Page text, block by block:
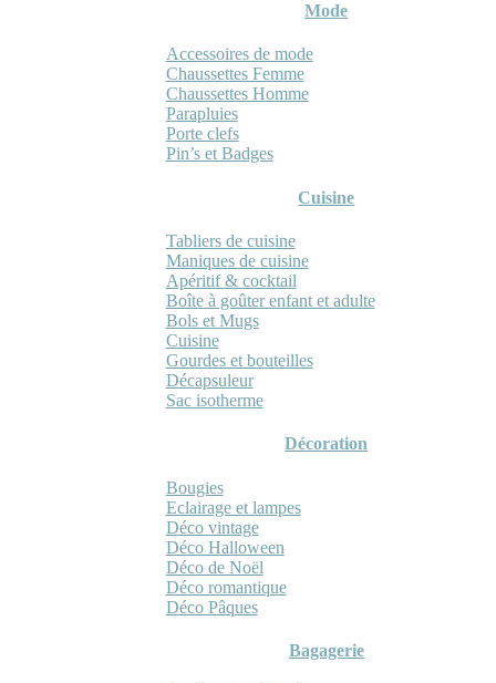
Mode
Accessoires de mode
Chaussettes Femme
Chaussettes Homme
Parapluies
Porte clefs
Pin’s et Badges
Cuisine
Tabliers de cuisine
Maniques de cuisine
Apéritif & cocktail
Boîte à goûter enfant et adulte
Bols et Mugs
Cuisine
Gourdes et bouteilles
Décapsuleur
Sac isotherme
Décoration
Bougies
Eclairage et lampes
Déco vintage
Déco Halloween
Déco de Noël
Déco romantique
Déco Pâques
Bagagerie